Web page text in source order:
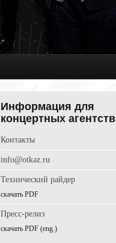
Информация для
концертных агентств
Контакты
info@otkaz.ru
Технический райдер
cкачать PDF
Пресс-релиз
cкачать PDF (eng.)